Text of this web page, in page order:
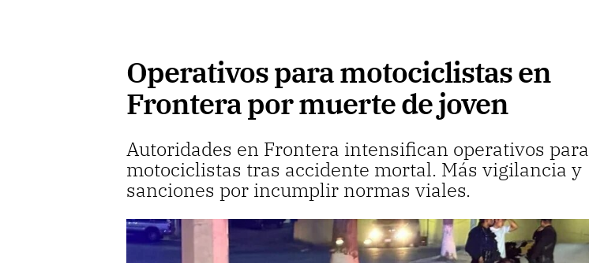
Operativos para motociclistas en
Frontera por muerte de joven
Autoridades en Frontera intensifican operativos para
motociclistas tras accidente mortal. Más vigilancia y
sanciones por incumplir normas viales.